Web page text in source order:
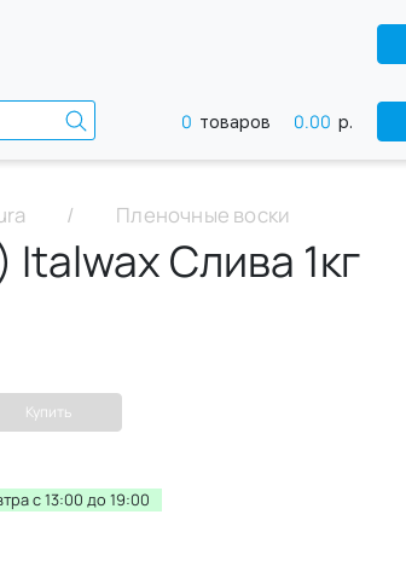
0 товаров 0.00 р.
Пленочные воски
Слива 1кг
Купить
c 13:00 до 19:00